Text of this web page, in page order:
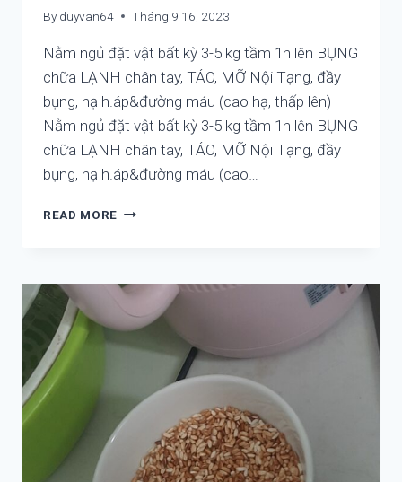
THÔNG
TẠNG!
By duyvan64 Tháng 9 16, 2023
Nằm ngủ đặt vật bất kỳ 3-5 kg tầm 1h lên BỤNG
chữa LẠNH chân tay, TÁO, MỠ Nội Tạng, đầy
bụng, hạ h.áp&đường máu (cao hạ, thấp lên)
Nằm ngủ đặt vật bất kỳ 3-5 kg tầm 1h lên BỤNG
chữa LẠNH chân tay, TÁO, MỠ Nội Tạng, đầy
bụng, hạ h.áp&đường máu (cao…
READ MORE TẬP
NỘI
ĐIỀU
KHỎE
TẠNG
CẢ
NGỦ